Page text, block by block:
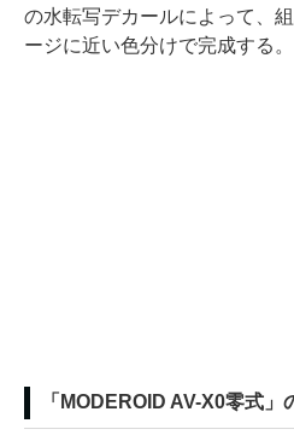
の水転写デカールによって、
ージに近い色分けで完成する。
「MODEROID AV-X0零式」